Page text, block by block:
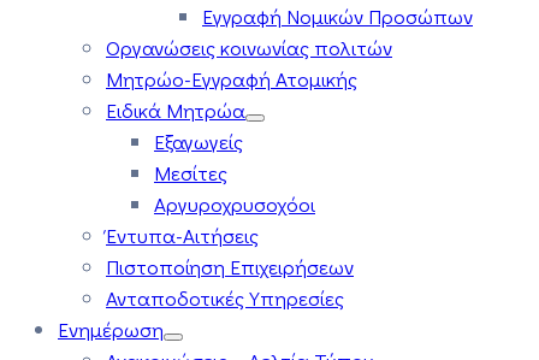
Εγγραφή Νομικών Προσώπων
Οργανώσεις κοινωνίας πολιτών
Μητρώο-Εγγραφή Ατομικής
Ειδικά Μητρώα
Εξαγωγείς
Μεσίτες
Αργυροχρυσοχόοι
Έντυπα-Αιτήσεις
Πιστοποίηση Επιχειρήσεων
Ανταποδοτικές Υπηρεσίες
Ενημέρωση